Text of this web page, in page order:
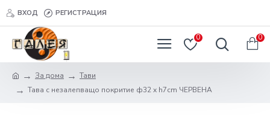
ВХОД РЕГИСТРАЦИЯ
0 0
За дома
Тави
Тава с незалепващо покритие ф32 x h7cm ЧЕРВЕНА